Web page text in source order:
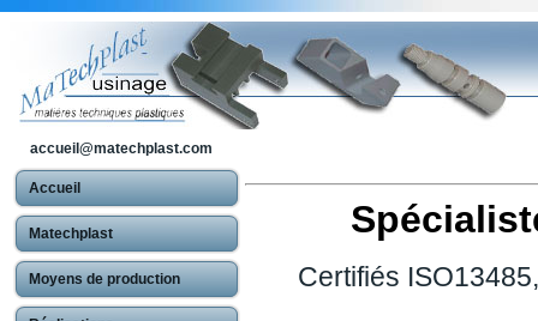
accueil@matechplast.com
Accueil
Matechplast
Moyens de production Certifiés